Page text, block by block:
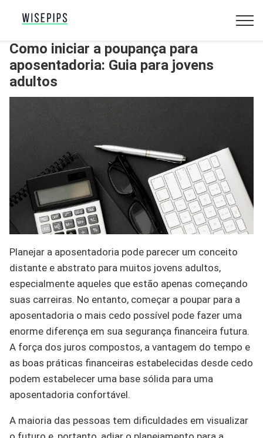
Como iniciar a poupança para
aposentadoria: Guia para jovens
adultos
Planejar a aposentadoria pode parecer um conceito
distante e abstrato para muitos jovens adultos,
especialmente aqueles que estão apenas começando
suas carreiras. No entanto, começar a poupar para a
aposentadoria o mais cedo possível pode fazer uma
enorme diferença em sua segurança financeira futura.
A força dos juros compostos, a vantagem do tempo e
as boas práticas financeiras estabelecidas desde cedo
podem estabelecer uma base sólida para uma
aposentadoria confortável.
A maioria das pessoas tem dificuldades em visualizar